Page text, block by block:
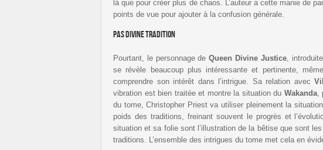
là que pour créer plus de chaos. L’auteur a cette manie de
points de vue pour ajouter à la confusion générale.
Pas divine tradition
Pourtant, le personnage deQueen Divine Justice,
se révèle beaucoup plus intéressante et pertinente,
comprendre son intérêt dans l’intrigue. Sa relation avec
vibration est bien traitée et montre la situation du Wakanda,
du tome, Christopher Priest va utiliser pleinement la
poids des traditions, freinant souvent le progrès et
situation et sa folie sont l’illustration de la bêtise que sont les
traditions. L’ensemble des intrigues du tome met cela en